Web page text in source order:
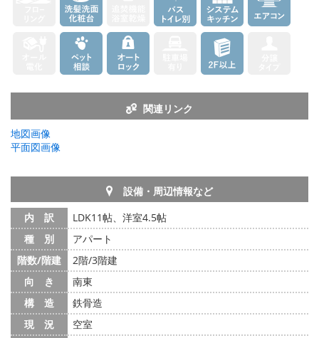
関連リンク
地図画像
平面図画像
設備・周辺情報など
内 訳
LDK11帖、洋室4.5帖
種 別
アパート
階数/階建
2階/3階建
向 き
南東
構 造
鉄骨造
現 況
空室